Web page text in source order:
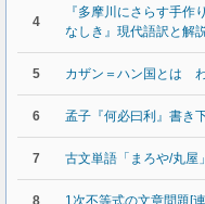
4
『多摩川にさらす手
なしき』現代語訳と解
5 カザン＝ハン国とは
6 孟子『何必曰利』書き
7 古文単語「まろや/丸屋
8 1次不等式の文章問題[